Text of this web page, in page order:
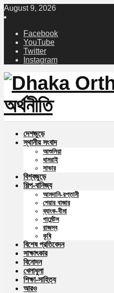
August 9, 2026
Facebook
YouTube
Twitter
Instagram
দেশজুড়ে
স্থানীয় সংবাদ
আশুলিয়া
ধামরাই
সাভার
বিশ্বজুড়ে
শিল্প-বানিজ্য
আমদানি-রপ্তানী
শেয়ার বাজার
ব্যাংক-বীমা
গার্মেন্টস
রাজস্ব
কৃষি
বিশেষ প্রতিবেদন
সাক্ষাৎকার
বিনোদন
খেলাধুলা
শিক্ষা-সাহিত্য
আরও